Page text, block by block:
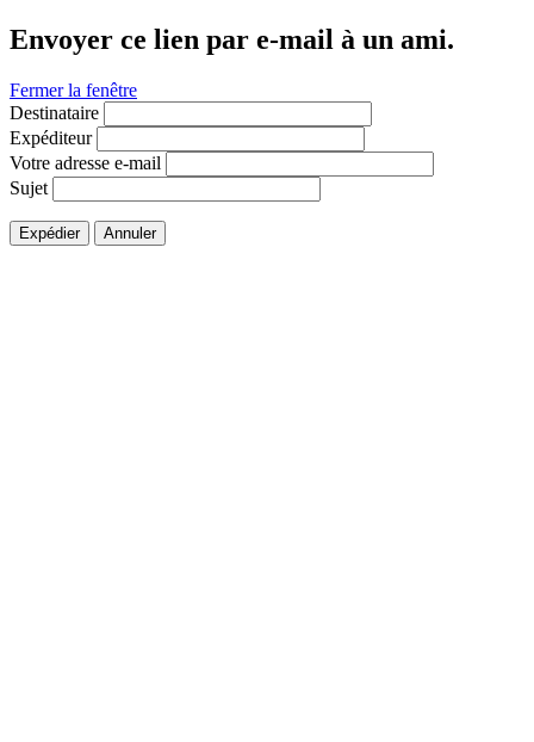
Envoyer ce lien par e-mail à un ami.
Fermer la fenêtre
Destinataire
Expéditeur
Votre adresse e-mail
Sujet
Expédier Annuler